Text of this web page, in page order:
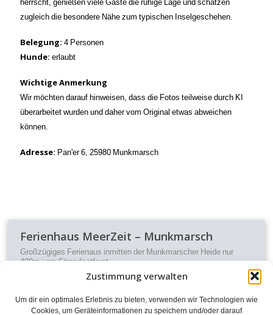
Zustimmung verwalten
Um dir ein optimales Erlebnis zu bieten, verwenden wir Technologien wie
Cookies, um Geräteinformationen zu speichern und/oder darauf
zugleich die besondere Nähe zum typischen Inselgeschehen.
Belegung: 4 Personen
Hunde: erlaubt
Wichtige Anmerkung
Wir möchten darauf hinweisen, dass die Fotos teilweise durch KI
überarbeitet wurden und daher vom Original etwas abweichen
können.
Adresse: Pan'er 6, 25980 Munkmarsch
Ferienhaus MeerZeit – Munkmarsch
Großzügiges Ferienaus inmitten der Munkmarscher Heide nur
400m vom Strandentfernt